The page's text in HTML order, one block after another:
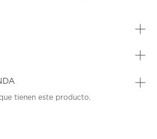
tienen este producto.